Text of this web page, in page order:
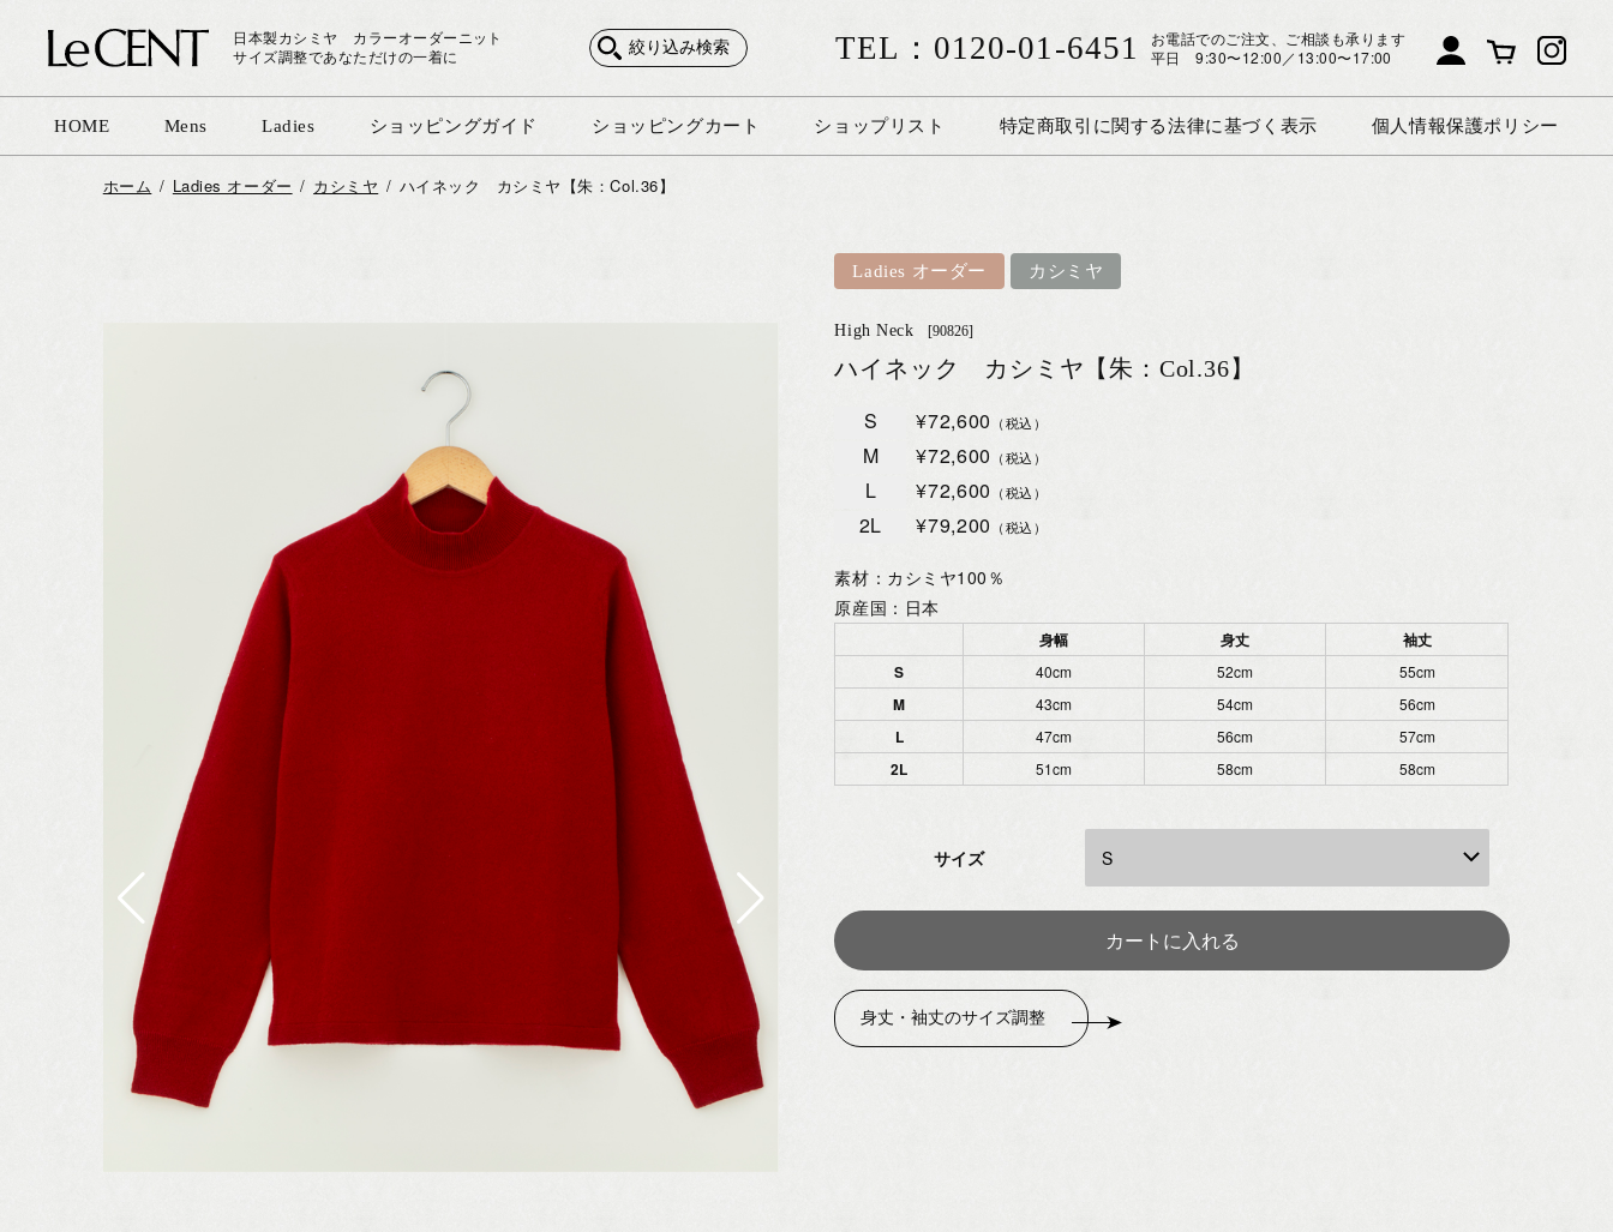
日本製カシミヤ カラーオーダーニット
サイズ調整であなただけの一着に
絞り込み検索 TEL：0120-01-6451
お電話でのご注文、ご相談も承ります
平日 9:30〜12:00／13:00〜17:00
HOME Mens Ladies ショッピングガイド ショッピングカート ショップリスト 特定商取引に関する法律に基づく表示 個人情報保護ポリシー
ホーム Ladies オーダー カシミヤ ハイネック カシミヤ【朱：Col.36】
Ladies オーダー カシミヤ
High Neck [90826]
ハイネック カシミヤ【朱：Col.36】
S ¥72,600 （税込）
M ¥72,600 （税込）
L ¥72,600 （税込）
2L ¥79,200 （税込）
素材：カシミヤ100％
原産国：日本
身幅 身丈
袖丈
S
40cm 52cm 55cm
M 43cm 54cm 56cm
L 47cm 56cm 57cm
2L 51cm 58cm 58cm
サイズ
身丈・袖丈のサイズ調整